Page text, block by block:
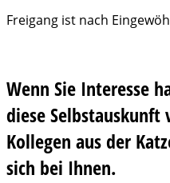
Freigang ist nach
Wenn Sie Interesse
diese
Kollegen aus der
sich bei Ihnen.